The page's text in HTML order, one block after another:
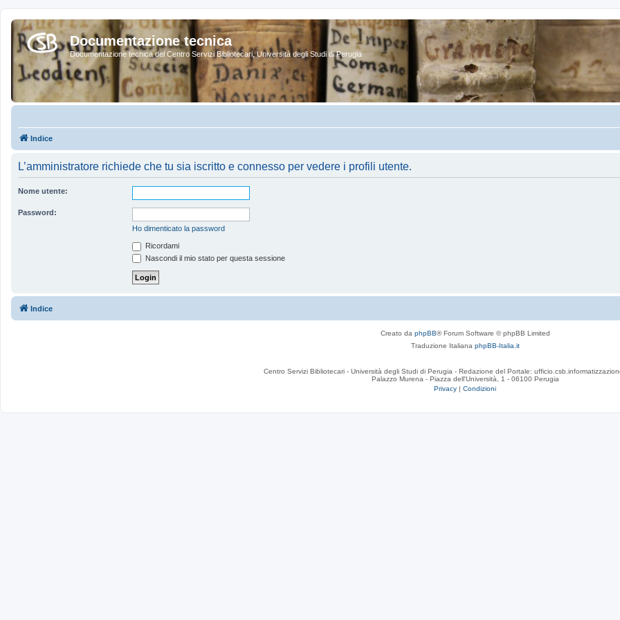
Documentazione tecnica
Documentazione tecnica del Centro Servizi Bibliotecari, Università degli Studi di Perugia
Indice
L’amministratore richiede che tu sia iscritto e connesso per vedere i profili utente.
Nome utente:
Password:
Ho dimenticato la password
Ricordami
Nascondi il mio stato per questa sessione
Indice
Creato da phpBB® Forum Software © phpBB Limited
Traduzione Italiana phpBB-Italia.it
Centro Servizi Bibliotecari - Università degli Studi di Perugia - Redazione del Portale:
Palazzo Murena - Piazza dell'Università, 1 - 06100 Perugia
Privacy | Condizioni